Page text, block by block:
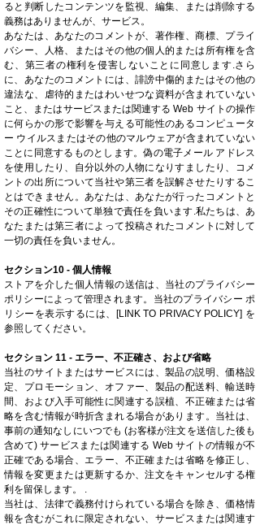
ると判断したコンテンツを監視、編集、または削除する
義務はありませんが、サービス。
あなたは、あなたのコメントが、著作権、商標、プライ
バシー、人格、またはその他の個人的または所有権を含
む、第三者の権利を侵害しないことに同意します.さら
に、あなたのコメントには、誹謗中傷的またはその他の
違法な、虐待的またはわいせつな資料が含まれていない
こと、またはサービスまたは関連する Web サイトの操作
に何らかの形で影響を与える可能性のあるコンピュータ
ー ウイルスまたはその他のマルウェアが含まれていない
ことに同意するものとします。偽の電子メール アドレス
を使用したり、自分以外の人物になりすましたり、コメ
ントの出所について当社や第三者を誤解させたりするこ
とはできません。あなたは、あなたが行ったコメントと
その正確性について単独で責任を負います.私たちは、あ
なたまたは第三者によって投稿されたコメントに対して
一切の責任を負いません。
セクション10 - 個人情報
ストアを介した個人情報の送信は、当社のプライバシー
ポリシーによって管理されます。当社のプライバシー ポ
リシーを表示するには、[LINK TO PRIVACY POLICY] を
参照してください。
セクション 11 - エラー、不正確さ、および省略
当社のサイトまたはサービスには、製品の説明、価格設
定、プロモーション、オファー、製品の配送料、輸送時
間、および入手可能性に関連する誤植、不正確または省
略を含む情報が時折含まれる場合があります。当社は、
事前の通知なしにいつでも (お客様が注文を送信した後も
含めて) サービスまたは関連する Web サイトの情報が不
正確である場合、エラー、不正確または省略を修正し、
情報を変更または更新するか、注文をキャンセルする権
利を留保します。 .
当社は、法律で義務付けられている場合を除き、価格情
報を含むがこれに限定されない、サービスまたは関連す